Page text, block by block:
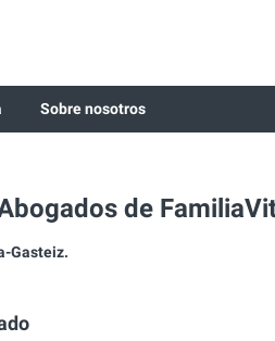
Sobre nosotros
de
Gasteiz.